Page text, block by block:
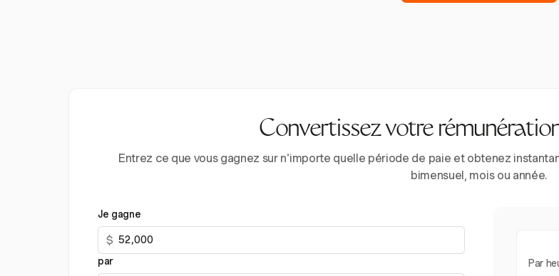
Convertissez votre
Entrez ce que vous gagnez sur n'importe quelle période de paie et obtenez
bimensuel, mois ou année.
Je gagne
$
par Par